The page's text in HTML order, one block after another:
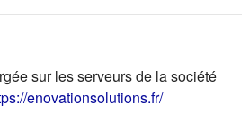
sur les serveurs de la société
enovationsolutions.fr/(s'ouvre